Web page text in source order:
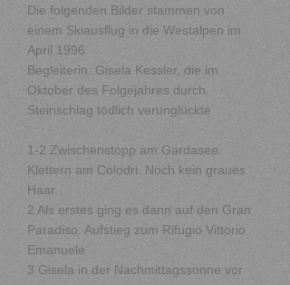
Die folgenden Bilder stammen von
einem Skiausflug in die Westalpen im
April 1996
Begleiterin: Gisela Kessler, die im
Oktober des Folgejahres durch
Steinschlag tödlich verunglückte
1-2 Zwischenstopp am Gardasee.
Klettern am Colodri. Noch kein graues
Haar.
2 Als erstes ging es dann auf den Gran
Paradiso. Aufstieg zum Rifugio Vittorio
Emanuele
3 Gisela in der Nachmittagssonne vor